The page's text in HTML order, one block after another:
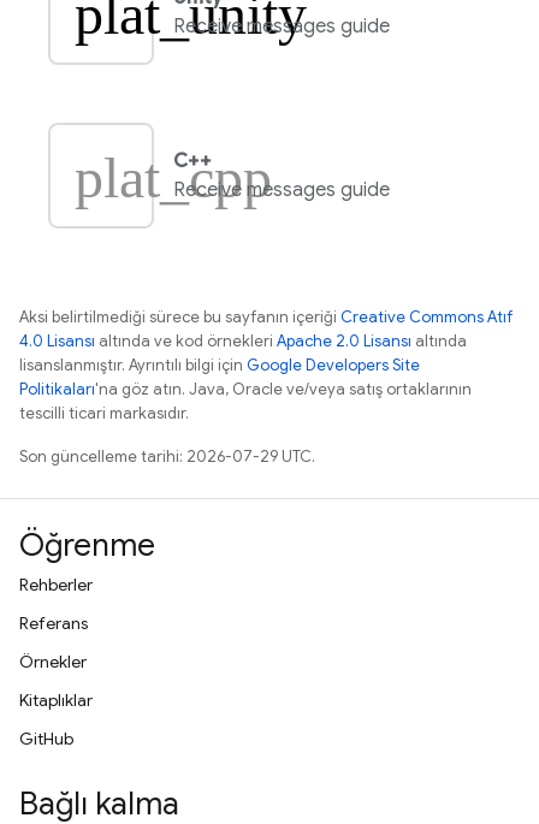
plat_unity
Receive messages guide
plat_cpp
C++
Receive messages guide
Aksi belirtilmediği sürece bu sayfanın içeriği Creative Commons Atıf
4.0 Lisansı altında ve kod örnekleri Apache 2.0 Lisansı altında
lisanslanmıştır. Ayrıntılı bilgi için Google Developers Site
Politikaları'na göz atın. Java, Oracle ve/veya satış ortaklarının
tescilli ticari markasıdır.
Son güncelleme tarihi: 2026-07-29 UTC.
Öğrenme
Rehberler
Referans
Örnekler
Kitaplıklar
GitHub
Bağlı kalma